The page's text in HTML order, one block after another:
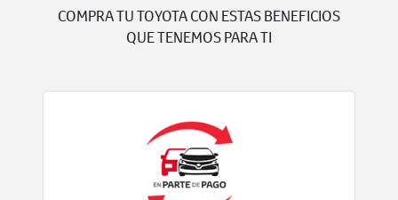
COMPRA TU TOYOTA CON ESTAS BENEFICIOS
QUE TENEMOS PARA TI